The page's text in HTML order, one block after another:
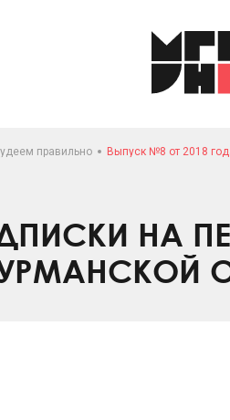
правильно Выпуск №8 от 2018
НА